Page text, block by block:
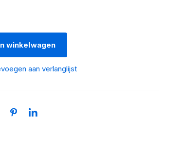
winkelwagen
aan verlanglijst